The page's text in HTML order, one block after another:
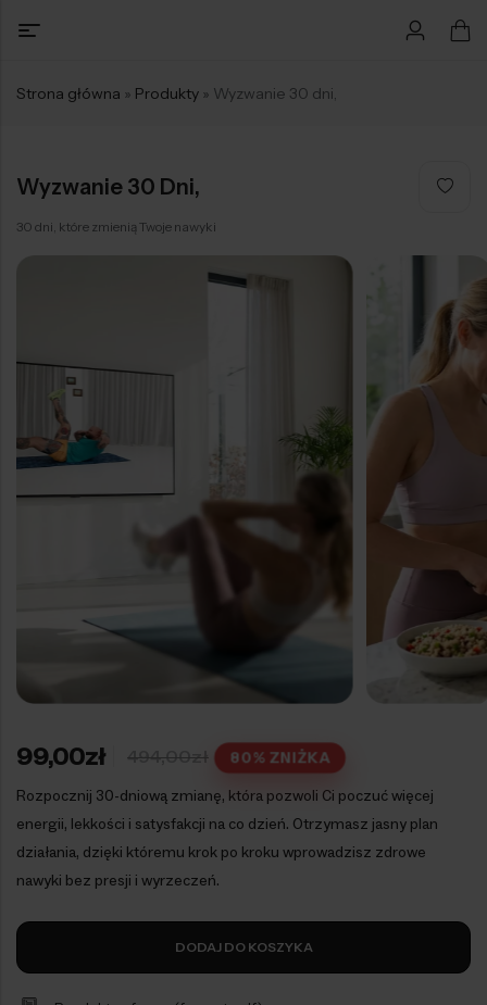
Strona główna » Produkty » Wyzwanie 30 dni,
Wyzwanie 30 Dni,
30 dni, które zmienią Twoje nawyki
99,00zł 494,00zł 80% ZNIŻKA
Rozpocznij 30-dniową zmianę, która pozwoli Ci poczuć więcej
energii, lekkości i satysfakcji na co dzień. Otrzymasz jasny plan
działania, dzięki któremu krok po kroku wprowadzisz zdrowe
nawyki bez presji i wyrzeczeń.
DODAJ DO KOSZYKA